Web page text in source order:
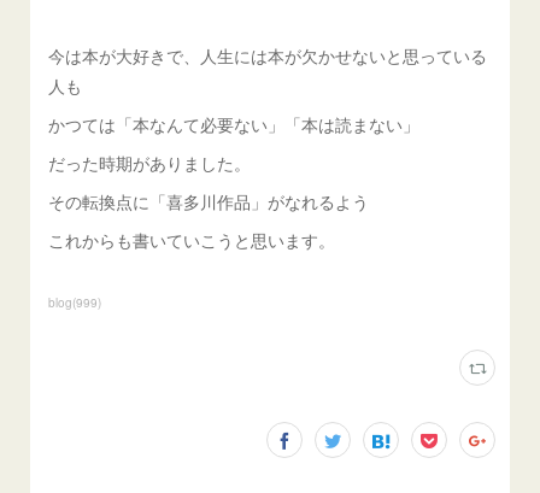
今は本が大好きで、人生には本が欠かせないと思っている
人も
かつては「本なんて必要ない」「本は読まない」
だった時期がありました。
その転換点に「喜多川作品」がなれるよう
これからも書いていこうと思います。
blog(999)